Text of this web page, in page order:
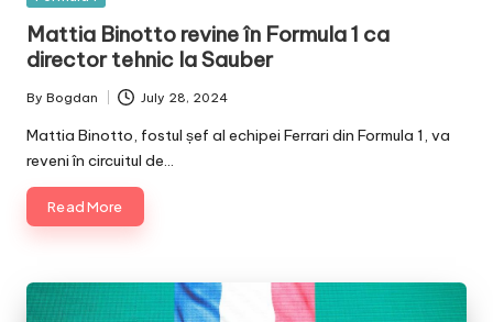
Mattia Binotto revine în Formula 1 ca
director tehnic la Sauber
Posted
by
By Bogdan July 28, 2024
Mattia Binotto, fostul șef al echipei Ferrari din Formula 1, va
reveni în circuitul de…
Read More